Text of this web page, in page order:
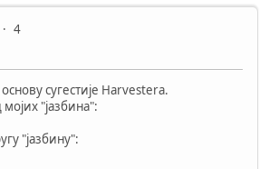
4
сугестије Harvestera.
"јазбина":
"јазбину":